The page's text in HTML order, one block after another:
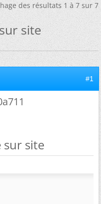
des résultats 1 à 7 sur 7
site
#1
sur site